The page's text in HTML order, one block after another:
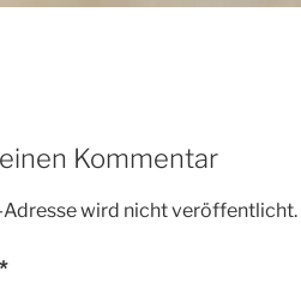
Kommentar
Adresse wird nicht veröffentlicht.
*